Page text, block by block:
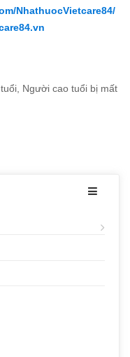
NhathuocVietcare84/
Người cao tuổi bị mất